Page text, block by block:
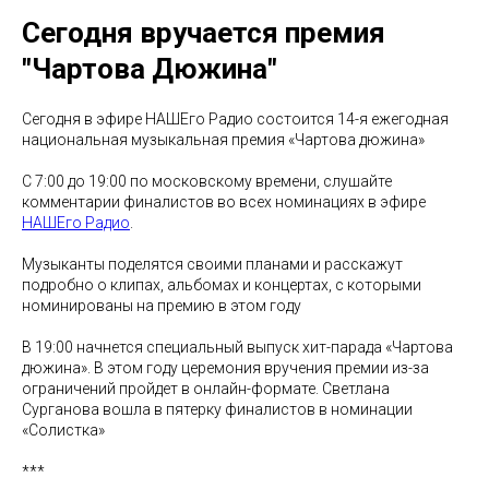
Сегодня вручается премия
"Чартова Дюжина"
Сегодня в эфире НАШЕго Радио состоится 14-я ежегодная
национальная музыкальная премия «Чартова дюжина»
С 7:00 до 19:00 по московскому времени, слушайте
комментарии финалистов во всех номинациях в эфире
НAШЕго Радио.
Музыканты поделятся своими планами и расскажут
подробно о клипах, альбомах и концертах, с которыми
номинированы на премию в этом году
В 19:00 начнется специальный выпуск хит-парада «Чартова
дюжина». В этом году церемония вручения премии из-за
ограничений пройдет в онлайн-формате. Светлана
Сурганова вошла в пятерку финалистов в номинации
«Солистка»
***